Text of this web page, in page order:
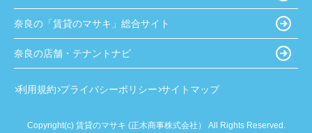
奈良の「賃貸のマサキ」総合サイト
奈良の店舗・テナントナビ
利用規約 プライバシーポリシー サイトマップ
Copyright(c) 賃貸のマサキ (正木商事株式会社） All Rights Reserved.